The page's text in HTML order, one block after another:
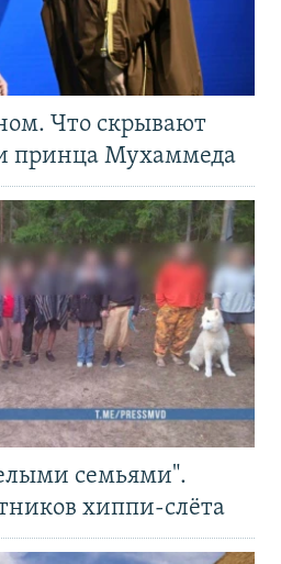
Что скрывают
принца Мухаммеда
семьями".
хиппи-слёта